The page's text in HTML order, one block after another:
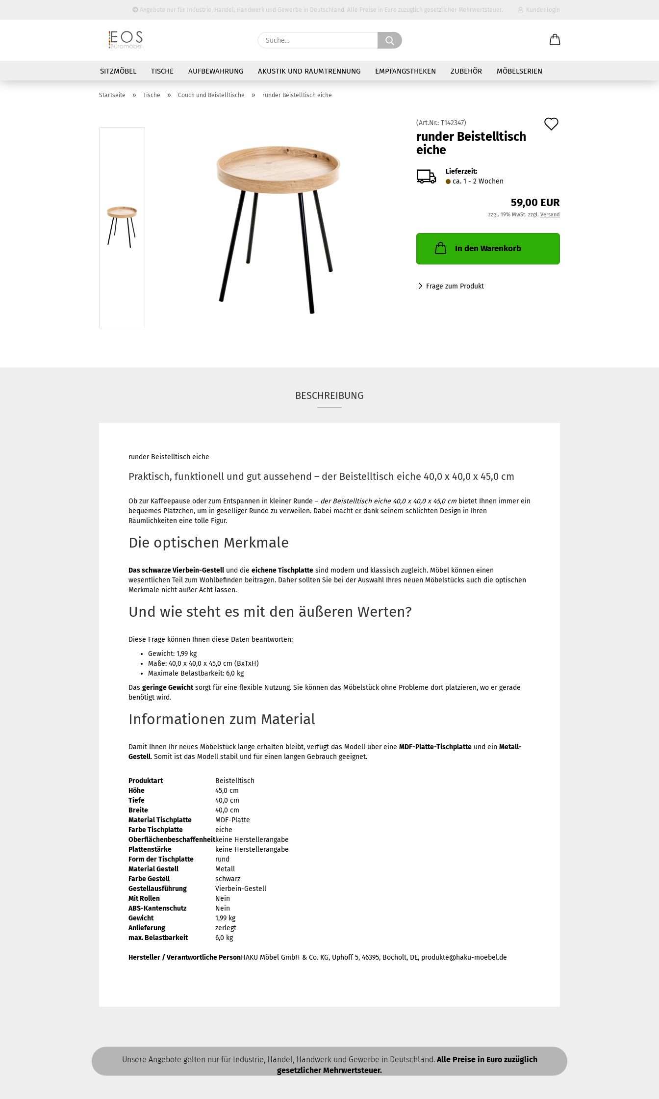
Angebote nur für Industrie, Handel, Handwerk und Gewerbe in Deutschland. Alle Preise in Euro zuzüglich gesetzlicher Mehrwertsteuer. Kundenlogin
Konto erstellen
Suche...
SITZMÖBEL TISCHE AUFBEWAHRUNG AKUSTIK UND RAUMTRENNUNG EMPFANGSTHEKEN ZUBEHÖR MÖBELSERIEN
BESPRECHUNGSTISCHE
Startseite » Tische » Couch und Beistelltische » runder Beistelltisch eiche
(Art.Nr.: T142347)
runder Beistelltisch
eiche
Lieferzeit:
ca. 1 - 2 Wochen
59,00 EUR
zzgl. 19% MwSt. zzgl. Versand
In den Warenkorb
Frage zum Produkt
BESCHREIBUNG
runder Beistelltisch eiche
Praktisch, funktionell und gut aussehend – der Beistelltisch eiche 40,0 x 40,0 x 45,0 cm
Ob zur Kaffeepause oder zum Entspannen in kleiner Runde – der Beistelltisch eiche 40,0 x 40,0 x 45,0 cm bietet Ihnen immer ein
bequemes Plätzchen, um in geselliger Runde zu verweilen. Dabei macht er dank seinem schlichten Design in Ihren
Räumlichkeiten eine tolle Figur.
Die optischen Merkmale
Das schwarze Vierbein-Gestell und die eichene Tischplatte sind modern und klassisch zugleich. Möbel können einen
wesentlichen Teil zum Wohlbefinden beitragen. Daher sollten Sie bei der Auswahl Ihres neuen Möbelstücks auch die optischen
Merkmale nicht außer Acht lassen.
Und wie steht es mit den äußeren Werten?
Diese Frage können Ihnen diese Daten beantworten:
Gewicht: 1,99 kg
Maße: 40,0 x 40,0 x 45,0 cm (BxTxH)
Maximale Belastbarkeit: 6,0 kg
Das geringe Gewichtsorgt für eine flexible Nutzung. Sie können das Möbelstück ohne Probleme dort platzieren, wo er gerade
benötigt wird.
Informationen zum Material
Damit Ihnen Ihr neues Möbelstück lange erhalten bleibt, verfügt das Modell über eine MDF-Platte-Tischplatte und ein Metall-
Gestell. Somit ist das Modell stabil und für einen langen Gebrauch geeignet.
Produktart
Beistelltisch
Höhe
45,0 cm
Tiefe
40,0 cm
Breite
40,0 cm
Material Tischplatte
MDF-Platte
Farbe Tischplatte
eiche
Oberflächenbeschaffenheitkeine Herstellerangabe
Plattenstärke
keine Herstellerangabe
Form der Tischplatte
rund
Material Gestell
Metall
Farbe Gestell
schwarz
Gestellausführung
Vierbein-Gestell
Mit Rollen
Nein
ABS-Kantenschutz
Nein
Gewicht
1,99 kg
Anlieferung
zerlegt
max. Belastbarkeit
6,0 kg
Hersteller / Verantwortliche PersonHAKU Möbel GmbH & Co. KG, Uphoff 5, 46395, Bocholt, DE, produkte@haku-moebel.de
Unsere Angebote gelten nur für Industrie, Handel, Handwerk und Gewerbe in Deutschland. Alle Preise in Euro zuzüglich
gesetzlicher Mehrwertsteuer.